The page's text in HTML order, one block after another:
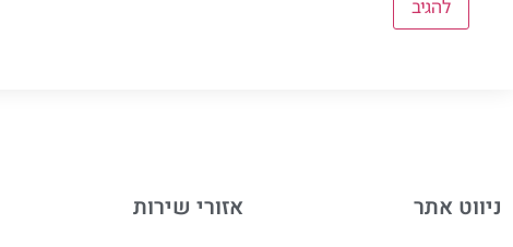
ניווט אתר אזורי שירות